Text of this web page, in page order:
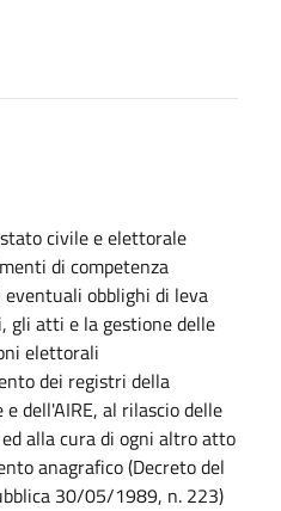
civile e elettorale
di competenza
obblighi di leva
gli atti e la gestione delle
elettorali
dei registri della
dell'AIRE, al rilascio delle
alla cura di ogni altro atto
anagrafico (Decreto del
30/05/1989, n. 223)